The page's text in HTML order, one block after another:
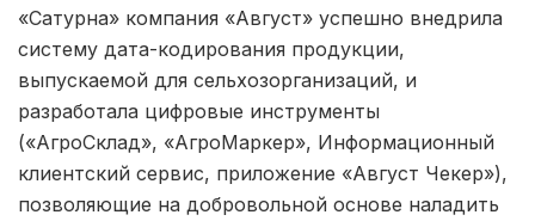
«Сатурна» компания «Август» успешно внедрила
систему дата-кодирования продукции,
выпускаемой для сельхозорганизаций, и
разработала цифровые инструменты
(«АгроСклад», «АгроМаркер», Информационный
клиентский сервис, приложение «Август Чекер»),
позволяющие на добровольной основе наладить